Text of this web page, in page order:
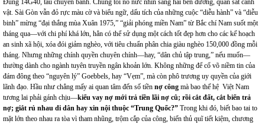
Đúng 14G40, tàu chuyển bánh. Chúng tôi nô nức nhìn sang hai bên đường, quan sát cảnh
vật. Sài Gòn vẫn đỏ rực màu cờ và biểu ngữ, dấu tích của những cuộc “diễu hành” và “diễu
binh” mừng “đại thắng mùa Xuân 1975,” “giải phóng miền Nam” từ Bắc chí Nam suốt một
tháng qua—với chi phí khá lớn, hẳn có thể sử dụng một cách tốt đẹp hơn cho các kế hoạch
an sinh xã hội, xóa đói giảm nghèo, với tiêu chuẩn phân chia giàu nghèo 150,000 đồng mỗi
tháng. Nhưng những chính quyền chuyên chính—hay, “dân chủ tập trung,” nếu muốn—
thường dành cho ngành tuyên truyền ngân khoản lớn. Không những để cổ võ niềm tin của
đám đông theo “nguyên lý” Goebbels, hay “Vẹm”, mà còn phô trương uy quyền của giới
lãnh đạo. Hầu như chẳng mấy ai quan tâm đến số tiền nợ công mà bao thế hệ Việt Nam
tương lai phải gánh chịu—kiểu vay nợ mới trả tiền lãi nợ cû; rồi cắt đất, cắt biển trả
nợ; giắt rủ nhau di dân hay xin nội thuộc “Trung Quốc?” Trong khi đó, biết bao tai to
mặt lớn theo nhau ra tòa vì tham nhũng, trộm cắp của công, biến thủ quĩ tiết kiệm, chương